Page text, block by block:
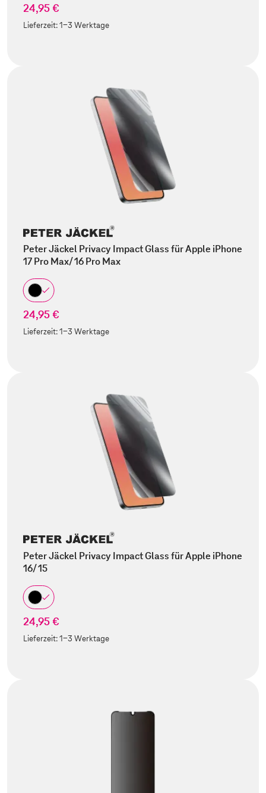
24,95 €
Lieferzeit:1-3 Werktage
Peter Jäckel Privacy Impact Glass für Apple iPhone
17 Pro Max/ 16 Pro Max
24,95 €
Lieferzeit:1-3 Werktage
Peter Jäckel Privacy Impact Glass für Apple iPhone
16/ 15
24,95 €
Lieferzeit:1-3 Werktage